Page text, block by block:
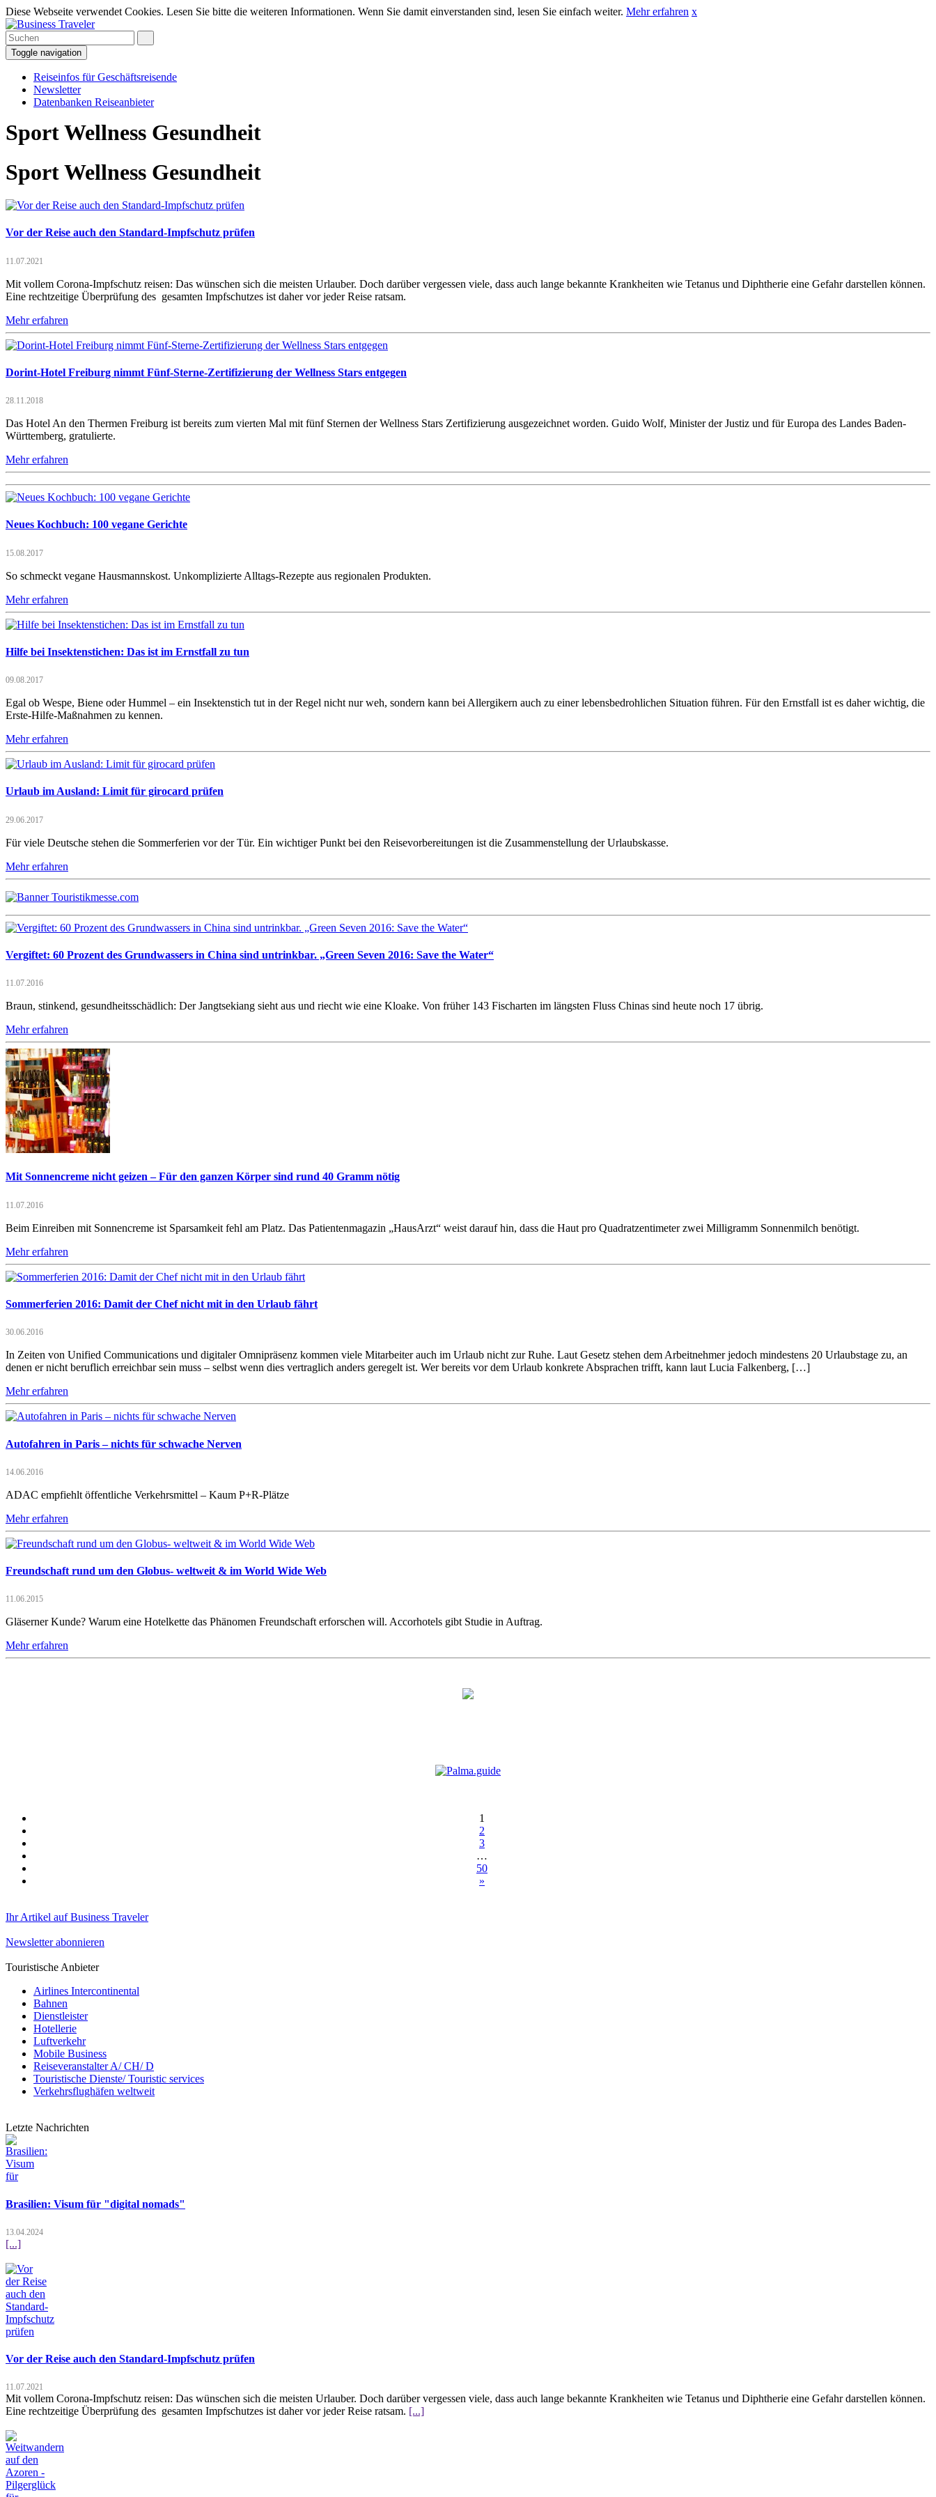
Diese Webseite verwendet Cookies. Lesen Sie bitte die weiteren Informationen. Wenn Sie damit einverstanden sind, lesen Sie einfach weiter. Mehr erfahren x
Toggle navigation
Reiseinfos für Geschäftsreisende
Newsletter
Datenbanken Reiseanbieter
Sport Wellness Gesundheit
Sport Wellness Gesundheit
Vor der Reise auch den Standard-Impfschutz prüfen
11.07.2021
Mit vollem Corona-Impfschutz reisen: Das wünschen sich die meisten Urlauber. Doch darüber vergessen viele, dass auch lange bekannte Krankheiten wie Tetanus und Diphtherie eine Gefahr darstellen können.
Eine rechtzeitige Überprüfung des gesamten Impfschutzes ist daher vor jeder Reise ratsam.
Mehr erfahren
Dorint-Hotel Freiburg nimmt Fünf-Sterne-Zertifizierung der Wellness Stars entgegen
28.11.2018
Das Hotel An den Thermen Freiburg ist bereits zum vierten Mal mit fünf Sternen der Wellness Stars Zertifizierung ausgezeichnet worden. Guido Wolf, Minister der Justiz und für Europa des Landes Baden-
Württemberg, gratulierte.
Mehr erfahren
Neues Kochbuch: 100 vegane Gerichte
15.08.2017
So schmeckt vegane Hausmannskost. Unkomplizierte Alltags-Rezepte aus regionalen Produkten.
Mehr erfahren
Hilfe bei Insektenstichen: Das ist im Ernstfall zu tun
09.08.2017
Egal ob Wespe, Biene oder Hummel – ein Insektenstich tut in der Regel nicht nur weh, sondern kann bei Allergikern auch zu einer lebensbedrohlichen Situation führen. Für den Ernstfall ist es daher wichtig, die
Erste-Hilfe-Maßnahmen zu kennen.
Mehr erfahren
Urlaub im Ausland: Limit für girocard prüfen
29.06.2017
Für viele Deutsche stehen die Sommerferien vor der Tür. Ein wichtiger Punkt bei den Reisevorbereitungen ist die Zusammenstellung der Urlaubskasse.
Mehr erfahren
Vergiftet: 60 Prozent des Grundwassers in China sind untrinkbar. „Green Seven 2016: Save the Water“
11.07.2016
Braun, stinkend, gesundheitsschädlich: Der Jangtsekiang sieht aus und riecht wie eine Kloake. Von früher 143 Fischarten im längsten Fluss Chinas sind heute noch 17 übrig.
Mehr erfahren
Mit Sonnencreme nicht geizen – Für den ganzen Körper sind rund 40 Gramm nötig
11.07.2016
Beim Einreiben mit Sonnencreme ist Sparsamkeit fehl am Platz. Das Patientenmagazin „HausArzt“ weist darauf hin, dass die Haut pro Quadratzentimeter zwei Milligramm Sonnenmilch benötigt.
Mehr erfahren
Sommerferien 2016: Damit der Chef nicht mit in den Urlaub fährt
30.06.2016
In Zeiten von Unified Communications und digitaler Omnipräsenz kommen viele Mitarbeiter auch im Urlaub nicht zur Ruhe. Laut Gesetz stehen dem Arbeitnehmer jedoch mindestens 20 Urlaubstage zu, an
denen er nicht beruflich erreichbar sein muss – selbst wenn dies vertraglich anders geregelt ist. Wer bereits vor dem Urlaub konkrete Absprachen trifft, kann laut Lucia Falkenberg, […]
Mehr erfahren
Autofahren in Paris – nichts für schwache Nerven
14.06.2016
ADAC empfiehlt öffentliche Verkehrsmittel – Kaum P+R-Plätze
Mehr erfahren
Freundschaft rund um den Globus- weltweit & im World Wide Web
11.06.2015
Gläserner Kunde? Warum eine Hotelkette das Phänomen Freundschaft erforschen will. Accorhotels gibt Studie in Auftrag.
Mehr erfahren
1
2
3
…
50
»
Ihr Artikel auf Business Traveler
Newsletter abonnieren
Touristische Anbieter
Airlines Intercontinental
Bahnen
Dienstleister
Hotellerie
Luftverkehr
Mobile Business
Reiseveranstalter A/ CH/ D
Touristische Dienste/ Touristic services
Verkehrsflughäfen weltweit
Letzte Nachrichten
Brasilien: Visum für "digital nomads"
13.04.2024
[...]
Vor der Reise auch den Standard-Impfschutz prüfen
11.07.2021
Mit vollem Corona-Impfschutz reisen: Das wünschen sich die meisten Urlauber. Doch darüber vergessen viele, dass auch lange bekannte Krankheiten wie Tetanus und Diphtherie eine Gefahr darstellen können.
Eine rechtzeitige Überprüfung des gesamten Impfschutzes ist daher vor jeder Reise ratsam. [...]